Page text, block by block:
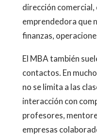
dirección comercial,
emprendedora que
finanzas,
El MBA también
contactos. En
no se limita a las
interacción con
profesores,
empresas